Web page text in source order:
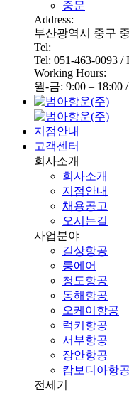
중문
Address:
부산광역시 중구
Tel:
Tel: 051-463-0093 /
Working Hours:
월-금: 9:00 – 18:00
지점안내
고객센터
회사소개
회사소개
지점안내
채용공고
오시는길
사업분야
길상항공
룽에어
청도항공
동해항공
오케이항공
럭키항공
서부항공
장안항공
캄보디아항공
전세기